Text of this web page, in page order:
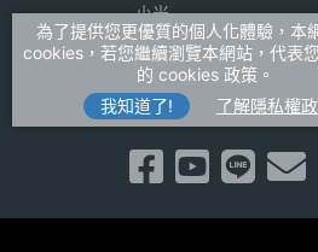
小米
ASUS
Sony
realme
為了提供您更優質的個人化體驗，本
cookies，若您繼續瀏覽本網站，代表
的 cookies 政策。
我知道了!
了解隱私權